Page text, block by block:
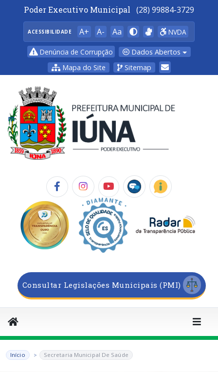
Poder Executivo Municipal (28) 99884-3729
ACESSIBILIDADE A+ A- Aa NVDA
Denúncia de Corrupção
Dados Abertos
Mapa do Site
Sitemap
Consultar Legislações Municipais (PMI)
Início Secretaria Municipal De Saúde